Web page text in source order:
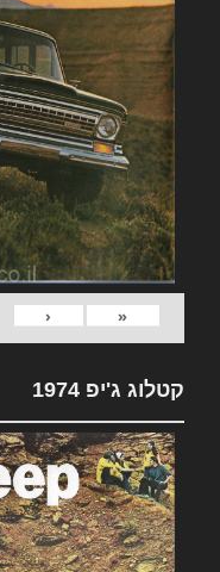
«
‹
קטלוג ג'יפ 1974